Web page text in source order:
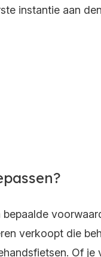
instantie aan
verkoopt die
Of